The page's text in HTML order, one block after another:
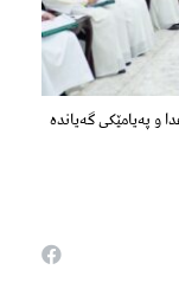
و پەیامێكی گەیاندە